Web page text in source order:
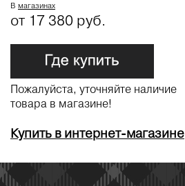
В магазинах
от 17 380 руб.
Пожалуйста, уточняйте наличие
товара в магазине!
Купить в интернет-магазине